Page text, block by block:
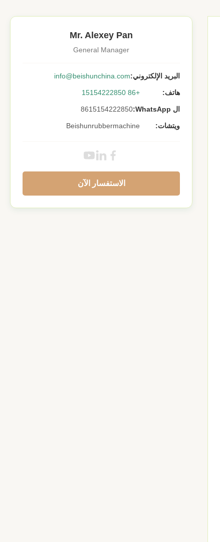
Mr. Alexey Pan
General Manager
البريد الإلكتروني:info@beishunchina.com
هاتف: +86 15154222850
ال WhatsApp: 8615154222850
ويتشات: Beishunrubbermachine
الاستفسار الآن